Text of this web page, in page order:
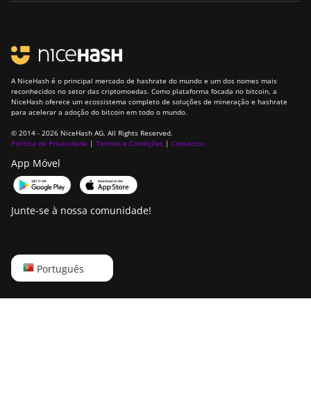
A NiceHash é o principal mercado de hashrate do mundo e um dos nomes mais
reconhecidos no setor das criptomoedas. Como plataforma focada no bitcoin, a
NiceHash oferece um ecossistema completo de soluções de mineração e hashrate
para acelerar a adoção do bitcoin em todo o mundo.
© 2014 - 2026 NiceHash AG. All Rights Reserved.
Política de Privacidade | Termos e Condições | Contactos
App Móvel
Junte-se à nossa comunidade!
Português
English